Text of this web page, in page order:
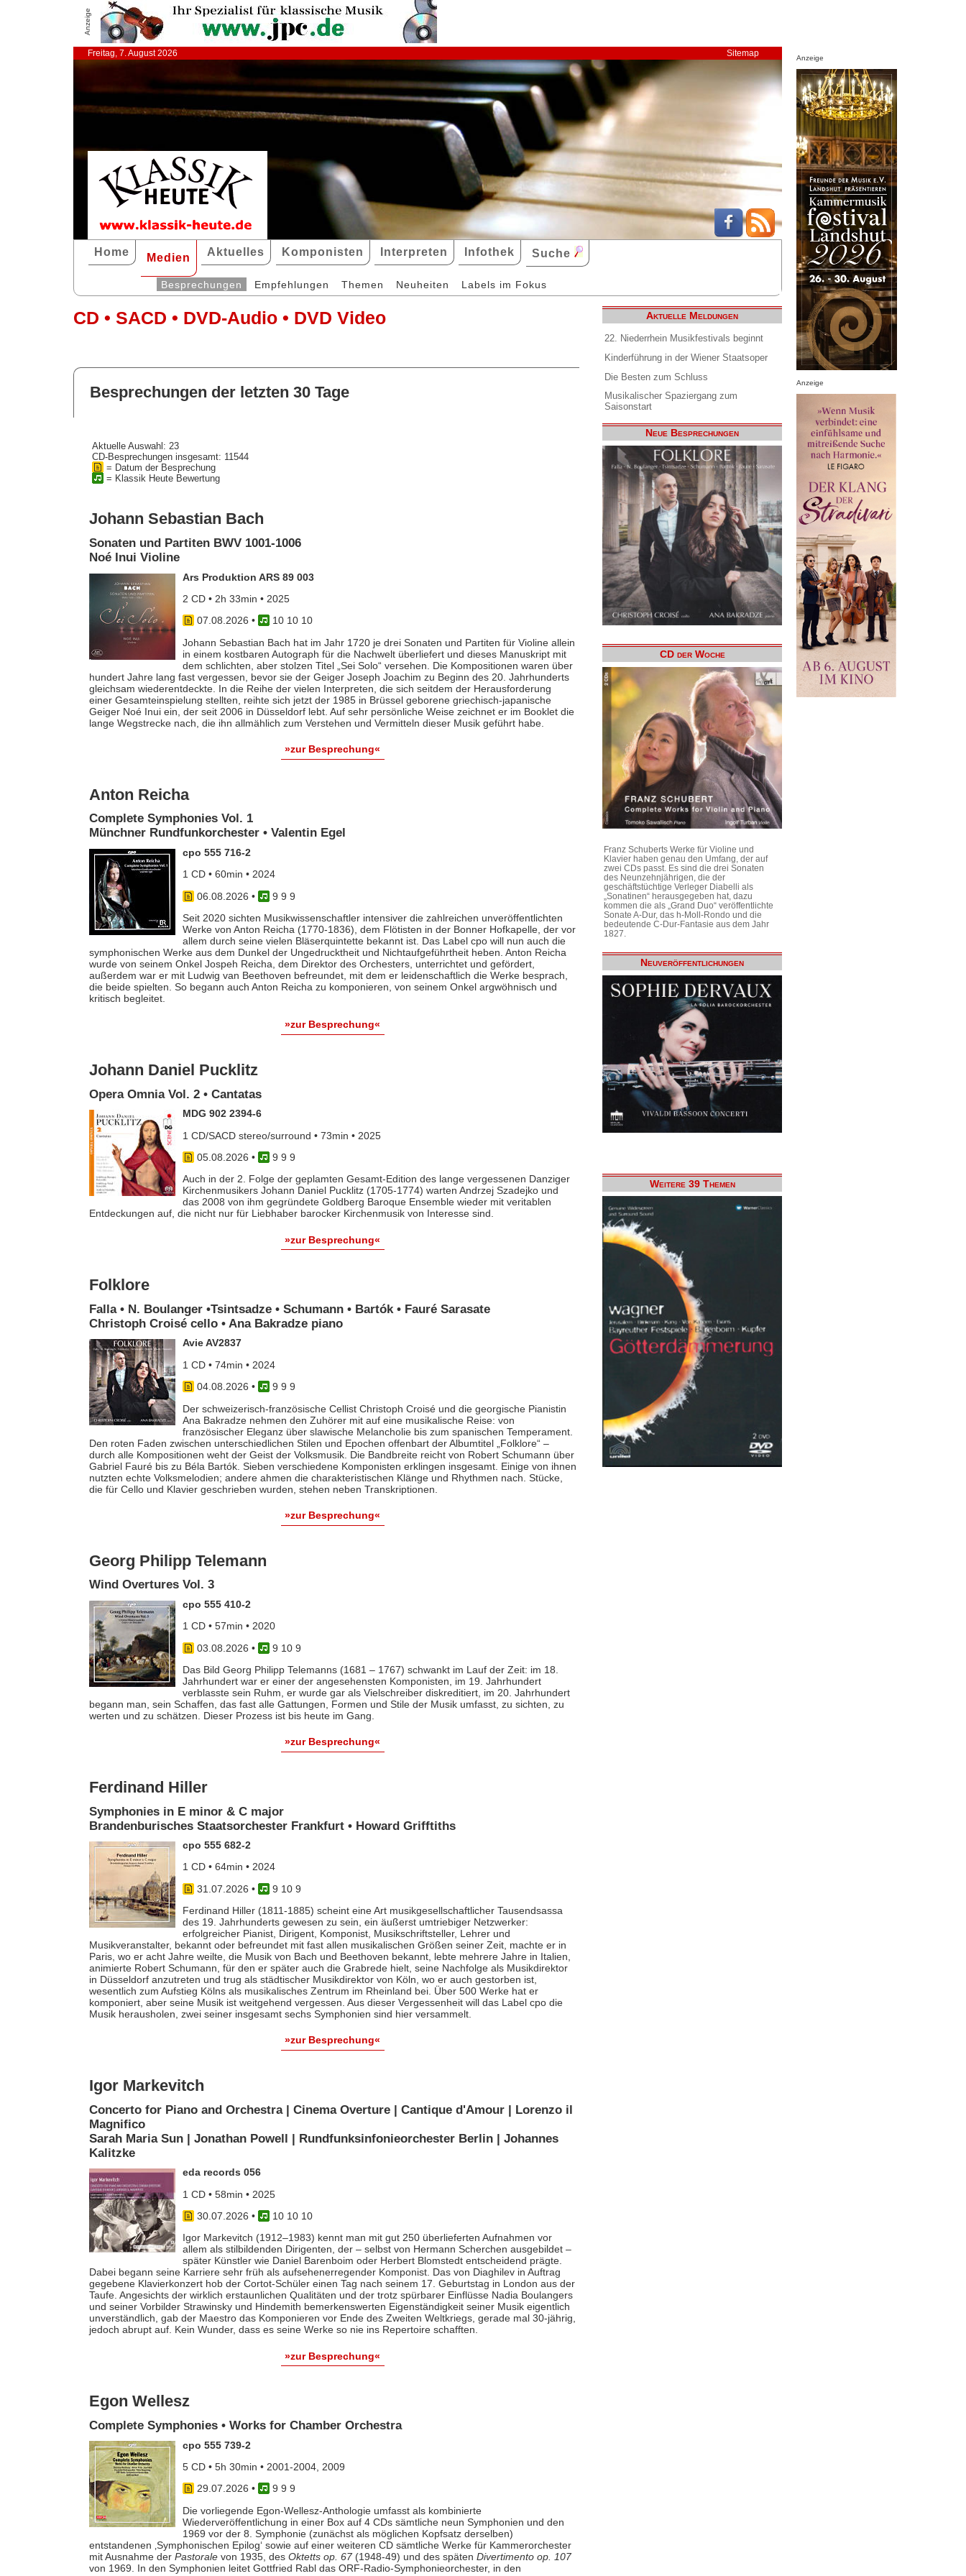
Anzeige
Freitag, 7. August 2026 Sitemap
Home Medien Aktuelles Komponisten Interpreten Infothek Suche
Besprechungen Empfehlungen Themen Neuheiten Labels im Fokus
CD • SACD • DVD-Audio • DVD Video
Besprechungen der letzten 30 Tage
Aktuelle Auswahl: 23
CD-Besprechungen insgesamt: 11544
= Datum der Besprechung
= Klassik Heute Bewertung
Johann Sebastian Bach
Sonaten und Partiten BWV 1001-1006
Noé Inui Violine
Ars Produktion ARS 89 003
2 CD • 2h 33min • 2025
07.08.2026 •
10 10 10
Johann Sebastian Bach hat im Jahr 1720 je drei Sonaten und Partiten für Violine allein
in einem kostbaren Autograph für die Nachwelt überliefert und dieses Manuskript mit
dem schlichten, aber stolzen Titel „Sei Solo“ versehen. Die Kompositionen waren über
hundert Jahre lang fast vergessen, bevor sie der Geiger Joseph Joachim zu Beginn des 20. Jahrhunderts
gleichsam wiederentdeckte. In die Reihe der vielen Interpreten, die sich seitdem der Herausforderung
einer Gesamteinspielung stellten, reihte sich jetzt der 1985 in Brüssel geborene griechisch-japanische
Geiger Noé Inui ein, der seit 2006 in Düsseldorf lebt. Auf sehr persönliche Weise zeichnet er im Booklet die
lange Wegstrecke nach, die ihn allmählich zum Verstehen und Vermitteln dieser Musik geführt habe.
»zur Besprechung«
Anton Reicha
Complete Symphonies Vol. 1
Münchner Rundfunkorchester • Valentin Egel
cpo 555 716-2
1 CD • 60min • 2024
06.08.2026 •
9 9 9
Seit 2020 sichten Musikwissenschaftler intensiver die zahlreichen unveröffentlichten
Werke von Anton Reicha (1770-1836), dem Flötisten in der Bonner Hofkapelle, der vor
allem durch seine vielen Bläserquintette bekannt ist. Das Label cpo will nun auch die
symphonischen Werke aus dem Dunkel der Ungedrucktheit und Nichtaufgeführtheit heben. Anton Reicha
wurde von seinem Onkel Jospeh Reicha, dem Direktor des Orchesters, unterrichtet und gefördert,
außerdem war er mit Ludwig van Beethoven befreundet, mit dem er leidenschaftlich die Werke besprach,
die beide spielten. So begann auch Anton Reicha zu komponieren, von seinem Onkel argwöhnisch und
kritisch begleitet.
»zur Besprechung«
Johann Daniel Pucklitz
Opera Omnia Vol. 2 • Cantatas
MDG 902 2394-6
1 CD/SACD stereo/surround • 73min • 2025
05.08.2026 •
9 9 9
Auch in der 2. Folge der geplamten Gesamt-Edition des lange vergessenen Danziger
Kirchenmusikers Johann Daniel Pucklitz (1705-1774) warten Andrzej Szadejko und
das 2008 von ihm gegründete Goldberg Baroque Ensemble wieder mit veritablen
Entdeckungen auf, die nicht nur für Liebhaber barocker Kirchenmusik von Interesse sind.
»zur Besprechung«
Folklore
Falla • N. Boulanger •Tsintsadze • Schumann • Bartók • Fauré Sarasate
Christoph Croisé cello • Ana Bakradze piano
Avie AV2837
1 CD • 74min • 2024
04.08.2026 •
9 9 9
Der schweizerisch-französische Cellist Christoph Croisé und die georgische Pianistin
Ana Bakradze nehmen den Zuhörer mit auf eine musikalische Reise: von
französischer Eleganz über slawische Melancholie bis zum spanischen Temperament.
Den roten Faden zwischen unterschiedlichen Stilen und Epochen offenbart der Albumtitel „Folklore“ –
durch alle Kompositionen weht der Geist der Volksmusik. Die Bandbreite reicht von Robert Schumann über
Gabriel Fauré bis zu Béla Bartók. Sieben verschiedene Komponisten erklingen insgesamt. Einige von ihnen
nutzten echte Volksmelodien; andere ahmen die charakteristischen Klänge und Rhythmen nach. Stücke,
die für Cello und Klavier geschrieben wurden, stehen neben Transkriptionen.
»zur Besprechung«
Georg Philipp Telemann
Wind Overtures Vol. 3
cpo 555 410-2
1 CD • 57min • 2020
03.08.2026 •
9 10 9
Das Bild Georg Philipp Telemanns (1681 – 1767) schwankt im Lauf der Zeit: im 18.
Jahrhundert war er einer der angesehensten Komponisten, im 19. Jahrhundert
verblasste sein Ruhm, er wurde gar als Vielschreiber diskreditiert, im 20. Jahrhundert
begann man, sein Schaffen, das fast alle Gattungen, Formen und Stile der Musik umfasst, zu sichten, zu
werten und zu schätzen. Dieser Prozess ist bis heute im Gang.
»zur Besprechung«
Ferdinand Hiller
Symphonies in E minor & C major
Brandenburisches Staatsorchester Frankfurt • Howard Grifftiths
cpo 555 682-2
1 CD • 64min • 2024
31.07.2026 •
9 10 9
Ferdinand Hiller (1811-1885) scheint eine Art musikgesellschaftlicher Tausendsassa
des 19. Jahrhunderts gewesen zu sein, ein äußerst umtriebiger Netzwerker:
erfolgreicher Pianist, Dirigent, Komponist, Musikschriftsteller, Lehrer und
Musikveranstalter, bekannt oder befreundet mit fast allen musikalischen Größen seiner Zeit, machte er in
Paris, wo er acht Jahre weilte, die Musik von Bach und Beethoven bekannt, lebte mehrere Jahre in Italien,
animierte Robert Schumann, für den er später auch die Grabrede hielt, seine Nachfolge als Musikdirektor
in Düsseldorf anzutreten und trug als städtischer Musikdirektor von Köln, wo er auch gestorben ist,
wesentlich zum Aufstieg Kölns als musikalisches Zentrum im Rheinland bei. Über 500 Werke hat er
komponiert, aber seine Musik ist weitgehend vergessen. Aus dieser Vergessenheit will das Label cpo die
Musik herausholen, zwei seiner insgesamt sechs Symphonien sind hier versammelt.
»zur Besprechung«
Igor Markevitch
Concerto for Piano and Orchestra | Cinema Overture | Cantique d'Amour | Lorenzo il
Magnifico
Sarah Maria Sun | Jonathan Powell | Rundfunksinfonieorchester Berlin | Johannes
Kalitzke
eda records 056
1 CD • 58min • 2025
30.07.2026 •
10 10 10
Igor Markevitch (1912–1983) kennt man mit gut 250 überlieferten Aufnahmen vor
allem als stilbildenden Dirigenten, der – selbst von Hermann Scherchen ausgebildet –
später Künstler wie Daniel Barenboim oder Herbert Blomstedt entscheidend prägte.
Dabei begann seine Karriere sehr früh als aufsehenerregender Komponist. Das von Diaghilev in Auftrag
gegebene Klavierkonzert hob der Cortot-Schüler einen Tag nach seinem 17. Geburtstag in London aus der
Taufe. Angesichts der wirklich erstaunlichen Qualitäten und der trotz spürbarer Einflüsse Nadia Boulangers
und seiner Vorbilder Strawinsky und Hindemith bemerkenswerten Eigenständigkeit seiner Musik eigentlich
unverständlich, gab der Maestro das Komponieren vor Ende des Zweiten Weltkriegs, gerade mal 30-jährig,
jedoch abrupt auf. Kein Wunder, dass es seine Werke so nie ins Repertoire schafften.
»zur Besprechung«
Egon Wellesz
Complete Symphonies • Works for Chamber Orchestra
cpo 555 739-2
5 CD • 5h 30min • 2001-2004, 2009
29.07.2026 •
9 9 9
Die vorliegende Egon-Wellesz-Anthologie umfasst als kombinierte
Wiederveröffentlichung in einer Box auf 4 CDs sämtliche neun Symphonien und den
1969 vor der 8. Symphonie (zunächst als möglichen Kopfsatz derselben)
entstandenen ‚Symphonischen Epilog‘ sowie auf einer weiteren CD sämtliche Werke für Kammerorchester
mit Ausnahme der Pastoralevon 1935, des Oktetts op. 67(1948-49) und des späten Divertimento op. 107
von 1969. In den Symphonien leitet Gottfried Rabl das ORF-Radio-Symphonieorchester, in den
Aktuelle Meldungen
22. Niederrhein Musikfestivals beginnt
Kinderführung in der Wiener Staatsoper
Die Besten zum Schluss
Musikalischer Spaziergang zum
Saisonstart
Neue Besprechungen
CD der Woche
Franz Schuberts Werke für Violine und
Klavier haben genau den Umfang, der auf
zwei CDs passt. Es sind die drei Sonaten
des Neunzehnjährigen, die der
geschäftstüchtige Verleger Diabelli als
„Sonatinen“ herausgegeben hat, dazu
kommen die als „Grand Duo“ veröffentlichte
Sonate A-Dur, das h-Moll-Rondo und die
bedeutende C-Dur-Fantasie aus dem Jahr
1827.
Neuveröffentlichungen
Weitere 39 Themen
Anzeige
Anzeige